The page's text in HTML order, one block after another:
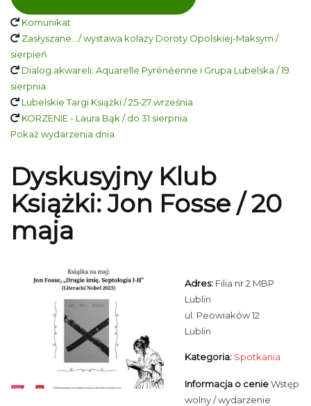
Komunikat
Zasłyszane…/ wystawa kolaży Doroty Opolskiej-Maksym /
sierpień
Dialog akwareli: Aquarelle Pyrénéenne i Grupa Lubelska / 19
sierpnia
Lubelskie Targi Książki / 25-27 września
KORZENIE - Laura Bąk / do 31 sierpnia
Pokaż wydarzenia dnia
Dyskusyjny Klub
Książki: Jon Fosse / 20
maja
Adres: Filia nr 2 MBP
Lublin
ul. Peowiaków 12
Lublin
Kategoria: Spotkania
Informacja o cenieWstęp
wolny / wydarzenie